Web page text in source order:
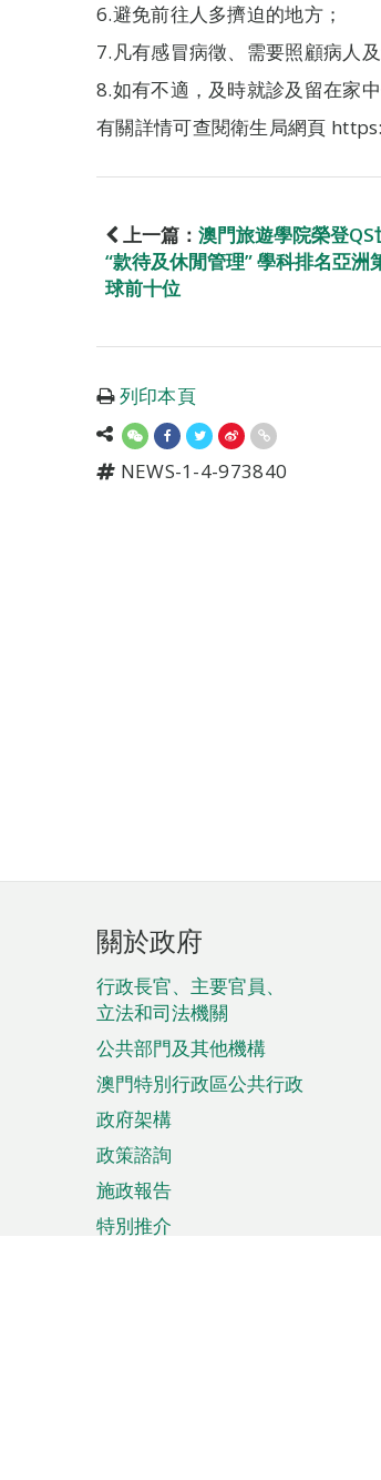
6.避免前往人多擠迫的地方；
7.凡有感冒病徵、需要照顧病人
8.如有不適，及時就診及留在家中
有關詳情可查閱衛生局網頁
上一篇： 澳門旅遊學院榮登QS
“款待及休閒管理” 學科排名亞洲
球前十位
列印本頁
NEWS-1-4-973840
頁
腳
菜
單
關於政府
行政長官、主要官員、
立法和司法機關
公共部門及其他機構
澳門特別行政區公共行政
政府架構
政策諮詢
施政報告
特別推介